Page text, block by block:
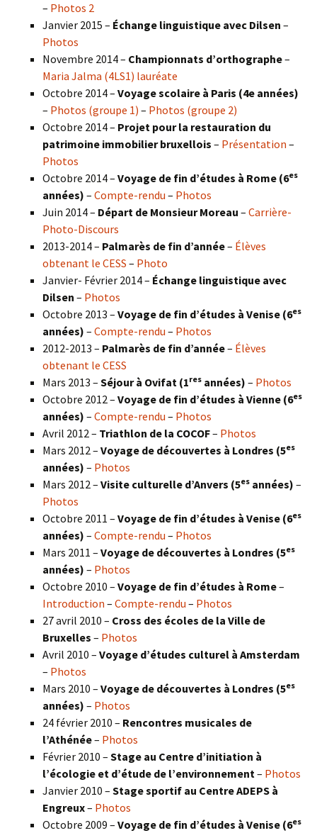
– Photos 2
Janvier 2015 – Échange linguistique avec Dilsen –
Photos
Novembre 2014 – Championnats d’orthographe–
Maria Jalma (4LS1) lauréate
Octobre 2014 – Voyage scolaire à Paris (4e années)
– Photos (groupe 1) – Photos (groupe 2)
Octobre 2014 – Projet pour la restauration du
patrimoine immobilier bruxellois – Présentation –
Photos
Octobre 2014 – Voyage de fin d’études à Rome (6es
années) – Compte-rendu – Photos
Juin 2014 – Départ de Monsieur Moreau – Carrière-
Photo-Discours
2013-2014 – Palmarès de fin d’année– Élèves
obtenant le CESS – Photo
Janvier- Février 2014 – Échange linguistique avec
Dilsen – Photos
Octobre 2013 – Voyage de fin d’études à Venise (6es
années) – Compte-rendu – Photos
2012-2013 – Palmarès de fin d’année– Élèves
obtenant le CESS
Mars 2013 – Séjour à Ovifat (1res années) – Photos
Octobre 2012 – Voyage de fin d’études à Vienne (6es
années) – Compte-rendu – Photos
Avril 2012 – Triathlon de la COCOF– Photos
Mars 2012 – Voyage de découvertes à Londres (5es
années) – Photos
Mars 2012 – Visite culturelle d’Anvers (5es années) –
Photos
Octobre 2011 – Voyage de fin d’études à Venise (6es
années) – Compte-rendu – Photos
Mars 2011 – Voyage de découvertes à Londres (5es
années) – Photos
Octobre 2010 – Voyage de fin d’études à Rome–
Introduction – Compte-rendu – Photos
27 avril 2010 – Cross des écoles de la Ville de
Bruxelles – Photos
Avril 2010 – Voyage d’études culturel à Amsterdam
– Photos
Mars 2010 – Voyage de découvertes à Londres (5es
années) – Photos
24 février 2010 – Rencontres musicales de
l’Athénée– Photos
Février 2010 – Stage au Centre d’initiation à
l’écologie et d’étude de l’environnement– Photos
Janvier 2010 – Stage sportif au Centre ADEPS à
Engreux– Photos
Octobre 2009 – Voyage de fin d’études à Venise (6es